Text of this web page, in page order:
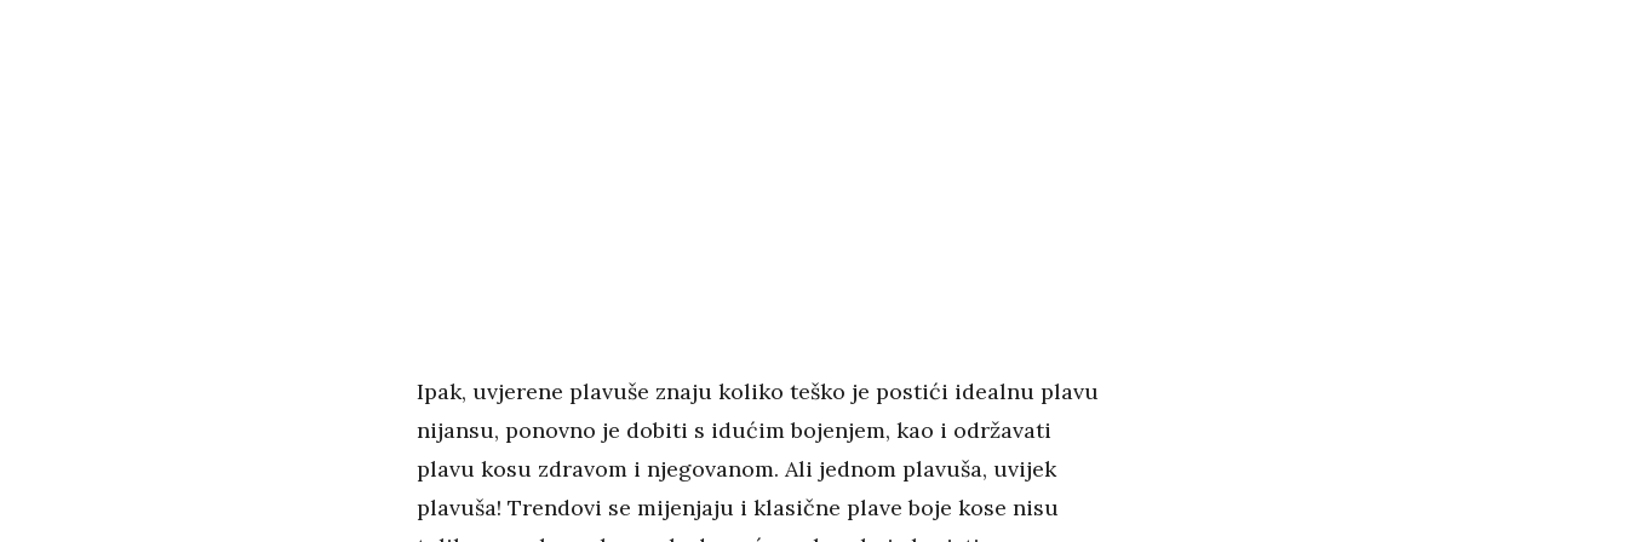
Ipak, uvjerene plavuše znaju koliko teško je postići idealnu plavu
nijansu, ponovno je dobiti s idućim bojenjem, kao i održavati
plavu kosu zdravom i njegovanom. Ali jednom plavuša, uvijek
plavuša! Trendovi se mijenjaju i klasične plave boje kose nisu